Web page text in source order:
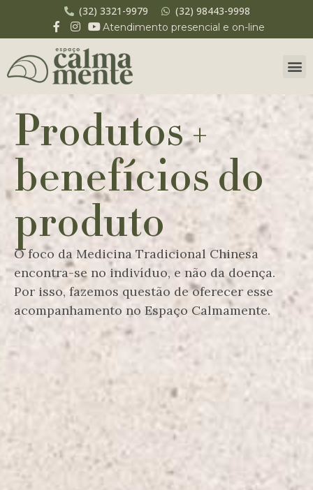
(32) 3321-9979 (32) 98443-9998
Atendimento presencial e on-line
Produtos +
benefícios do
produto
O foco da Medicina Tradicional Chinesa
encontra-se no indivíduo, e não da doença.
Por isso, fazemos questão de oferecer esse
acompanhamento no Espaço Calmamente.